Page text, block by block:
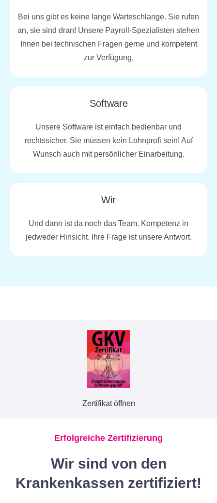
Bei uns gibt es keine lange Warteschlange. Sie rufen
an, sie sind dran! Unsere Payroll-Spezialisten stehen
Ihnen bei technischen Fragen gerne und kompetent
zur Verfügung.
Software
Unsere Software ist einfach bedienbar und
rechtssicher. Sie müssen kein Lohnprofi sein! Auf
Wunsch auch mit persönlicher Einarbeitung.
Wir
Und dann ist da noch das Team. Kompetenz in
jedweder Hinsicht. Ihre Frage ist unsere Antwort.
Zertifikat öffnen
Erfolgreiche Zertifizierung
Wir sind von den
Krankenkassen zertifiziert!